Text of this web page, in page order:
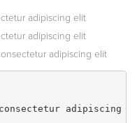
adipiscing elit
adipiscing elit
adipiscing elit
adipiscing